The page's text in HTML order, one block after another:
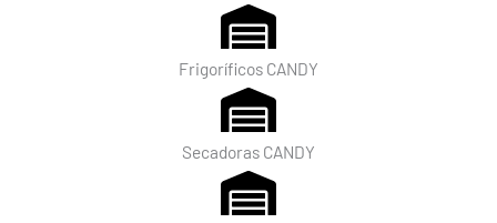
Frigoríficos CANDY
Secadoras CANDY